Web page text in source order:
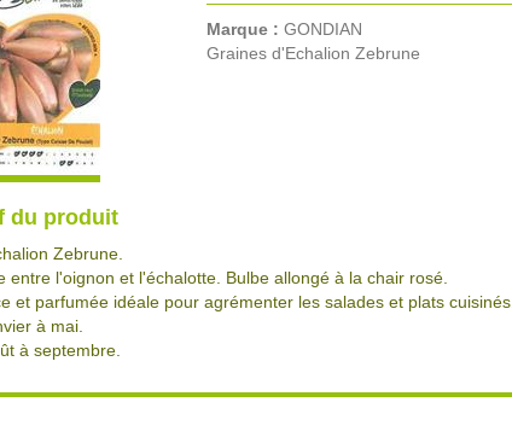
Marque : GONDIAN
Graines d'Echalion Zebrune
du produit
Zebrune.
entre l'oignon et l'échalotte. Bulbe allongé à la chair rosé.
et parfumée idéale pour agrémenter les salades et plats cuisinés.
à mai.
à septembre.